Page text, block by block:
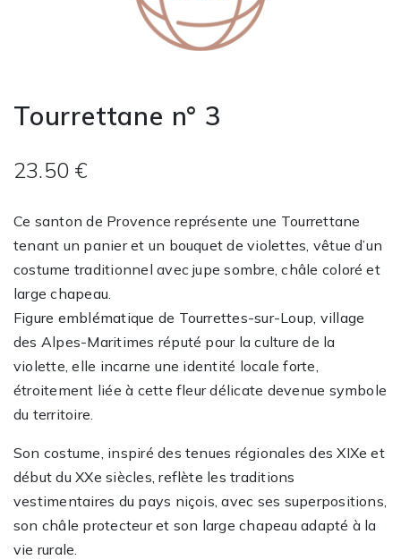
Tourrettane n° 3
23.50 €
Ce santon de Provence représente une Tourrettane
tenant un panier et un bouquet de violettes, vêtue d’un
costume traditionnel avec jupe sombre, châle coloré et
large chapeau.
Figure emblématique de Tourrettes-sur-Loup, village
des Alpes-Maritimes réputé pour la culture de la
violette, elle incarne une identité locale forte,
étroitement liée à cette fleur délicate devenue symbole
du territoire.
Son costume, inspiré des tenues régionales des XIXe et
début du XXe siècles, reflète les traditions
vestimentaires du pays niçois, avec ses superpositions,
son châle protecteur et son large chapeau adapté à la
vie rurale.